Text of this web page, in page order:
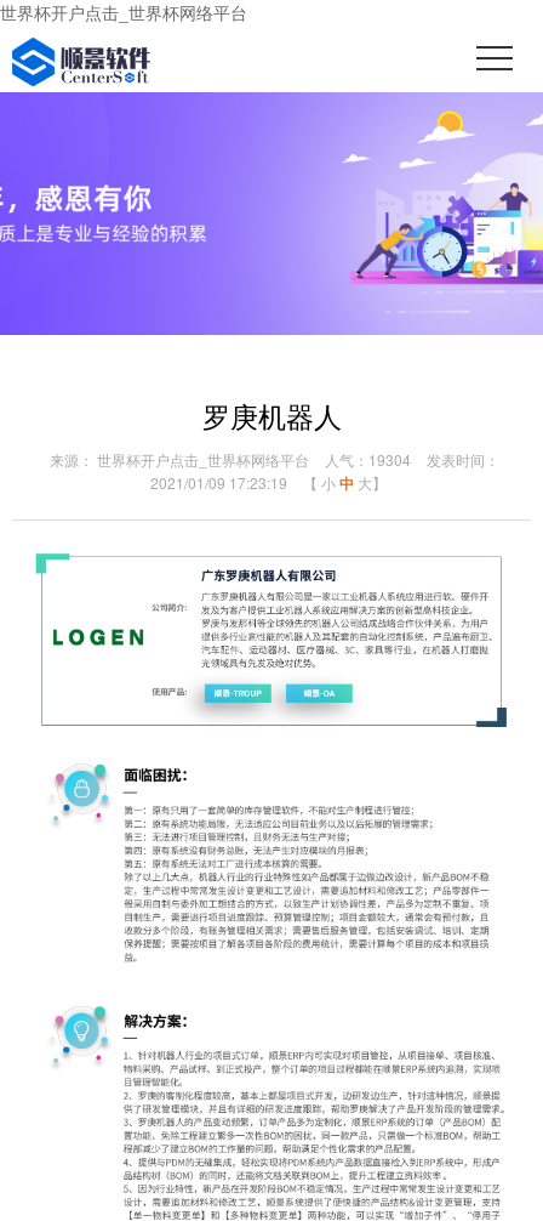
世界杯开户点击_世界杯网络平台
罗庚机器人
来源： 世界杯开户点击_世界杯网络平台 人气：19304
发表时间：
2021/01/09 17:23:19
【 小中 大】